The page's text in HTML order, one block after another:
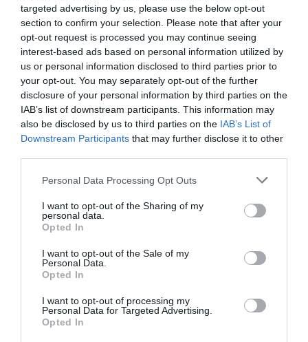
targeted advertising by us, please use the below opt-out
section to confirm your selection. Please note that after your
opt-out request is processed you may continue seeing
interest-based ads based on personal information utilized by
us or personal information disclosed to third parties prior to
your opt-out. You may separately opt-out of the further
disclosure of your personal information by third parties on the
IAB’s list of downstream participants. This information may
also be disclosed by us to third parties on the IAB’s List of
Downstream Participants that may further disclose it to other
Please note that this website/app uses one or more Google
not limited to your visit or usage behaviour. You may click to
grant or deny consent to Google and its third-party tags to
use your data for below specified purposes in below Google
consent section.
Personal Data Processing Opt Outs
I want to opt-out of the Sharing of my
personal data.
Opted In
I want to opt-out of the Sale of my
Personal Data.
Opted In
I want to opt-out of processing my
Personal Data for Targeted Advertising.
Opted In
Imel Argan Oil Σαμπουάν
1000ml
Διαθέσιμο
7,41 €
Imel Caviar Black
Διαθέσιμο